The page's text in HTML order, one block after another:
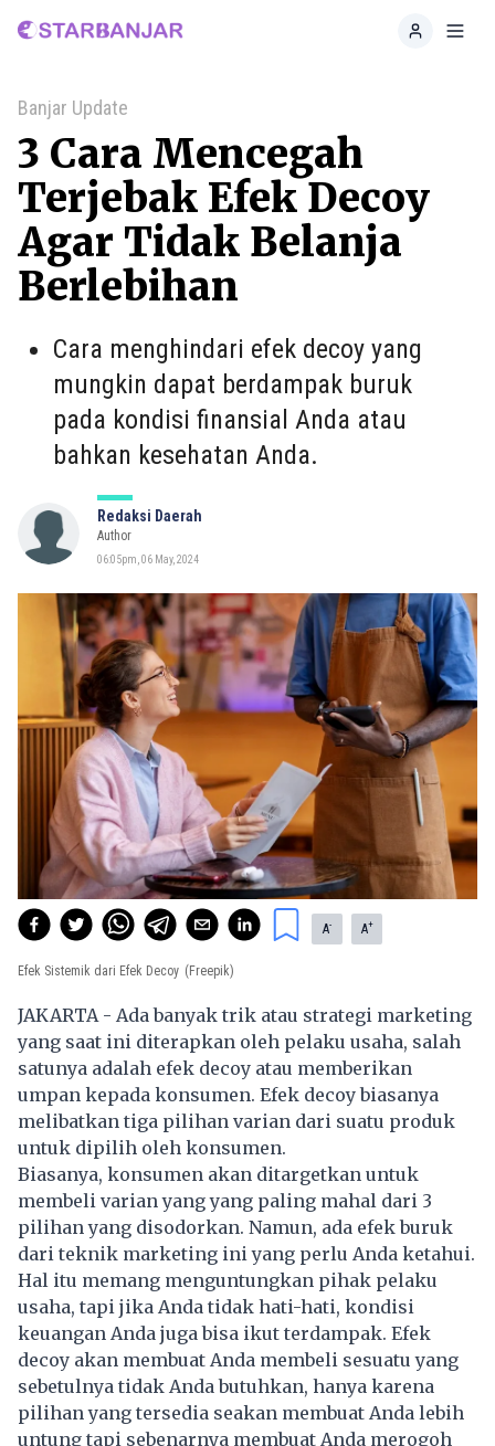
Home
Banjar Update
3 Cara Mencegah
Terjebak Efek Decoy
Agar Tidak Belanja
Berlebihan
Cara menghindari efek decoy yang
mungkin dapat berdampak buruk
pada kondisi finansial Anda atau
bahkan kesehatan Anda.
Redaksi Daerah
Author
06:05pm, 06 May, 2024
A- A+
Efek Sistemik dari Efek Decoy (Freepik)
JAKARTA - Ada banyak trik atau strategi marketing
yang saat ini diterapkan oleh pelaku usaha, salah
satunya adalah efek decoy atau memberikan
umpan kepada konsumen. Efek decoy biasanya
melibatkan tiga pilihan varian dari suatu produk
untuk dipilih oleh konsumen.
Biasanya, konsumen akan ditargetkan untuk
membeli varian yang yang paling mahal dari 3
pilihan yang disodorkan. Namun, ada efek buruk
dari teknik marketing ini yang perlu Anda ketahui.
Hal itu memang menguntungkan pihak pelaku
usaha, tapi jika Anda tidak hati-hati, kondisi
keuangan Anda juga bisa ikut terdampak. Efek
decoy akan membuat Anda membeli sesuatu yang
sebetulnya tidak Anda butuhkan, hanya karena
pilihan yang tersedia seakan membuat Anda lebih
untung tapi sebenarnya membuat Anda merogoh